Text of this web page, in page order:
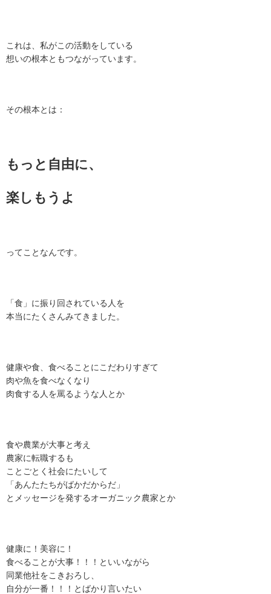
これは、私がこの活動をしている
想いの根本ともつながっています。
その根本とは：
もっと自由に、
楽しもうよ
ってことなんです。
「食」に振り回されている人を
本当にたくさんみてきました。
健康や食、食べることにこだわりすぎて
肉や魚を食べなくなり
肉食する人を罵るような人とか
食や農業が大事と考え
農家に転職するも
ことごとく社会にたいして
「あんたたちがばかだからだ」
とメッセージを発するオーガニック農家とか
健康に！美容に！
食べることが大事！！！といいながら
同業他社をこきおろし、
自分が一番！！！とばかり言いたい